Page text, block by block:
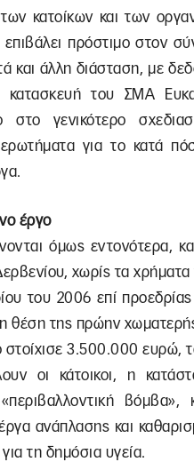
κατοίκων και των
πρόστιμο στον
και άλλη διάσταση, με
κατασκευή του ΣΜΑ
στο γενικότερο
ερωτήματα για το κατά
έργο
όμως εντονότερα,
χωρίς τα χρήματα
του 2006 επί
θέση της πρώην
στοίχισε 3.500.000 ευρώ,
οι κάτοικοι, η
ανάπλασης και
τη δημόσια υγεία.